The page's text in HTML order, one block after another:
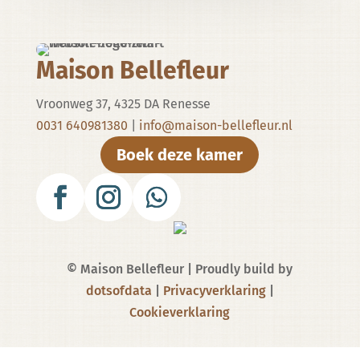
Maison Bellefleur
Vroonweg 37, 4325 DA Renesse
0031 640981380
info@maison-bellefleur.nl
Boek deze kamer
© Maison Bellefleur | Proudly build by
dotsofdata
Privacyverklaring|
Cookieverklaring